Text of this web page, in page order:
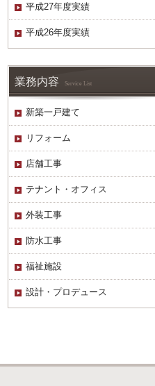
平成27年度実績
平成26年度実績
業務内容 Service List
新築一戸建て
リフォーム
店舗工事
テナント・オフィス
外装工事
防水工事
福祉施設
設計・プロデュース